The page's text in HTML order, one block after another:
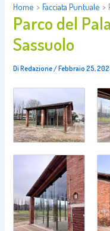
Home Facciata Puntuale
Parco del
Sassuolo
DiRedazione /Febbraio 25,